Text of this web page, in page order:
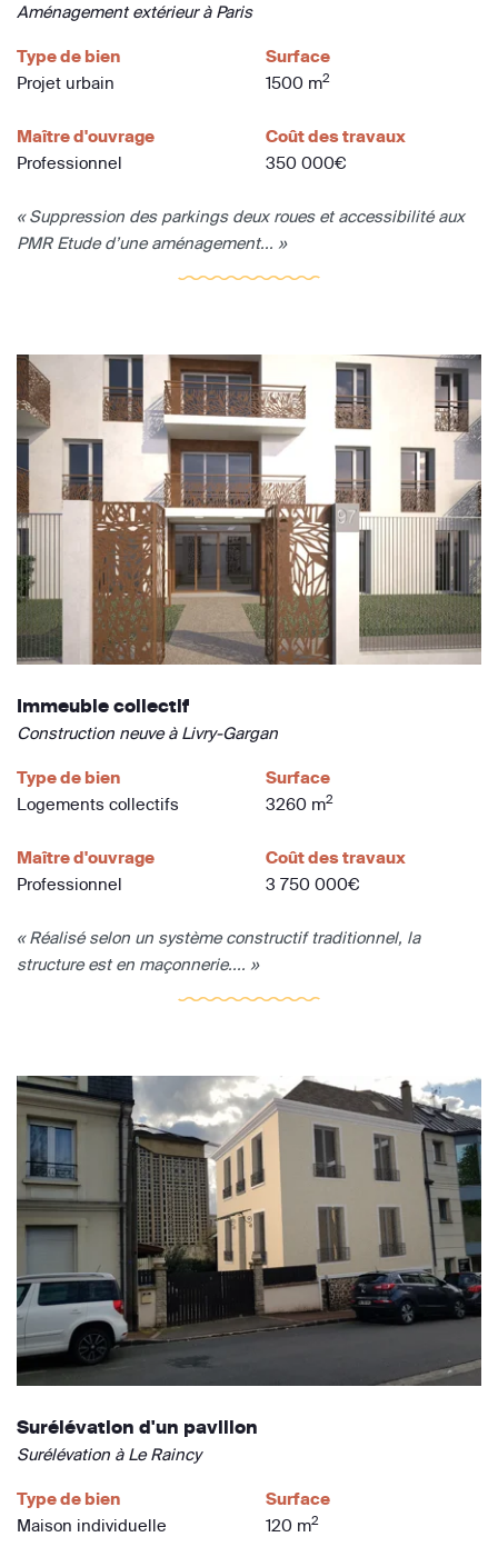
Aménagement extérieur à Paris
Type de bien
Projet urbain
Surface
1500 m2
Maître d'ouvrage
Professionnel
Coût des travaux
350 000€
« Suppression des parkings deux roues et accessibilité aux
PMR Etude d’une aménagement... »
Immeuble collectif
Construction neuve à Livry-Gargan
Type de bien
Logements collectifs
Surface
3260 m2
Maître d'ouvrage
Professionnel
Coût des travaux
3 750 000€
« Réalisé selon un système constructif traditionnel, la
structure est en maçonnerie.... »
Surélévation d'un pavillon
Surélévation à Le Raincy
Type de bien
Maison individuelle
Surface
120 m2